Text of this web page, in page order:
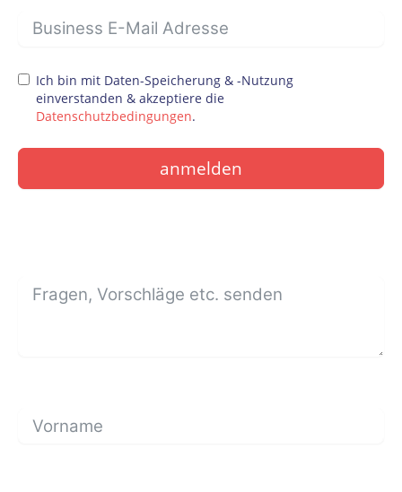
Ich bin mit Daten-Speicherung & -Nutzung
einverstanden & akzeptiere die
Datenschutzbedingungen.
anmelden